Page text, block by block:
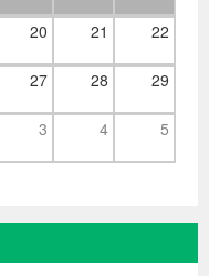
20 21 22
27 28 29
3 4 5